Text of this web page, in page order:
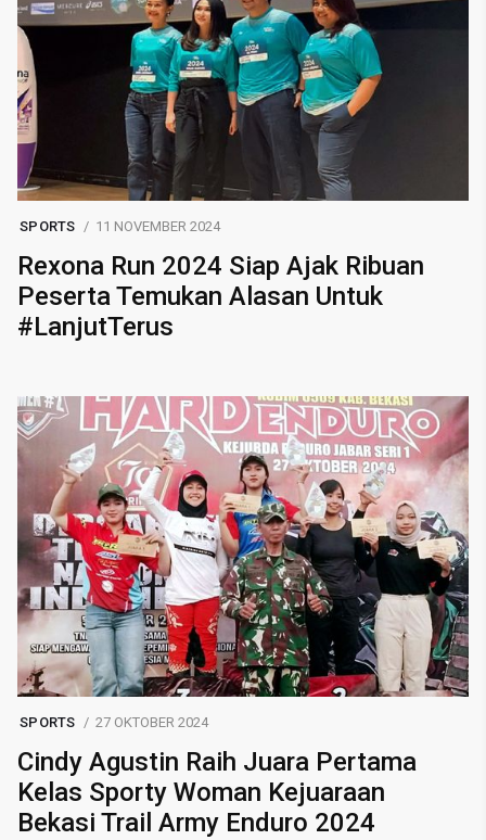
SPORTS 11 NOVEMBER 2024
Rexona Run 2024 Siap Ajak Ribuan
Peserta Temukan Alasan Untuk
#LanjutTerus
SPORTS 27 OKTOBER 2024
Cindy Agustin Raih Juara Pertama
Kelas Sporty Woman Kejuaraan
Bekasi Trail Army Enduro 2024